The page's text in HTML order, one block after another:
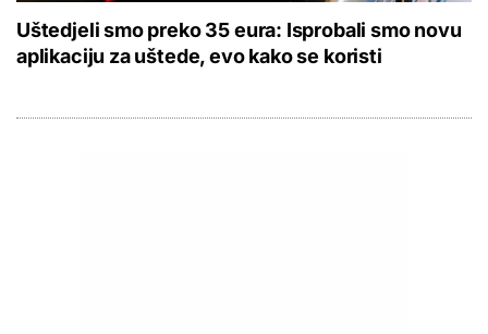
Uštedjeli smo preko 35 eura: Isprobali smo novu
aplikaciju za uštede, evo kako se koristi